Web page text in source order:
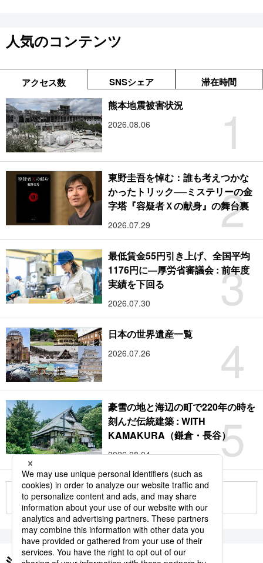
人気のコンテンツ
アクセス数 SNSシェア 滞在時間
1
熊本地震被害状況
2026.08.06
2
東野圭吾を悼む：誰も考えつかな
かったトリック──ミステリーの金
字塔『容疑者Ｘの献身』の舞台裏
2026.07.29
3
最低賃金55円引き上げ、全国平均
1176円に―厚労省審議会 : 前年度
実績を下回る
2026.07.30
4
日本の世界遺産一覧
2026.07.26
5
豪雪の地と海辺の町で220年の時を
刻んだ伝統建築 : WITH
KAMAKURA（鎌倉・長谷）
2026.08.04
もっと見る